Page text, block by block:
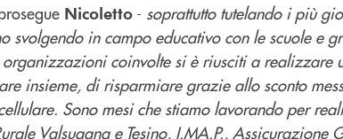
Nicoletto - soprattutto tutelando i più
svolgendo in campo educativo con le scuole e
coinvolte si è riusciti a realizzare
insieme, di risparmiare grazie allo sconto
Sono mesi che stiamo lavorando per
Valsugana e Tesino, I.MA.P., Assicurazione